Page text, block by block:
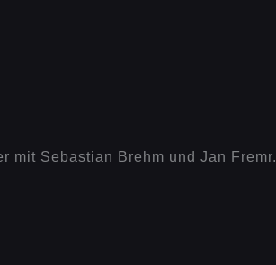
mit Sebastian Brehm und Jan Fremr.